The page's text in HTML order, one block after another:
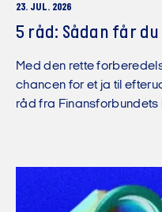
23. JUL. 2026
5 råd: Sådan får
Med den rette
chancen for et ja til
råd fra